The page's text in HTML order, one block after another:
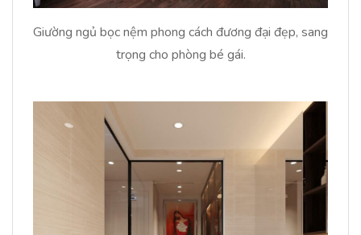
Giường ngủ bọc nệm phong cách đương đại đẹp, sang
trọng cho phòng bé gái.